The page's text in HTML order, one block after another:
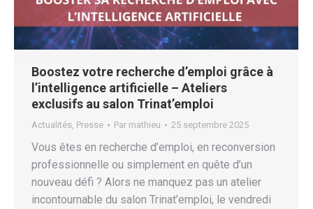
Boostez votre recherche d’emploi grâce à
l’intelligence artificielle – Ateliers
exclusifs au salon Trinat’emploi
Actualités, Presse Par mathieu 25 septembre 2025
Vous êtes en recherche d’emploi, en reconversion
professionnelle ou simplement en quête d’un
nouveau défi ? Alors ne manquez pas un atelier
incontournable du salon Trinat’emploi, le vendredi